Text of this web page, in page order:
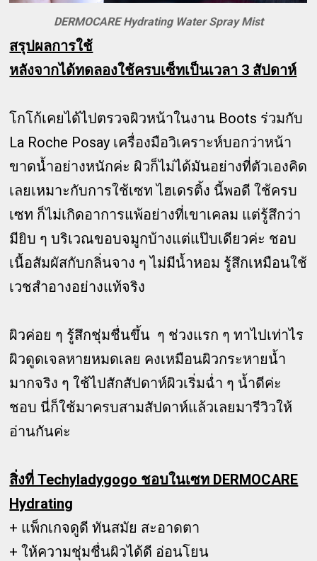
DERMOCARE Hydrating Water Spray Mist
สรุปผลการใช้
หลังจากได้ทดลองใช้ครบเซ็ทเป็นเวลา 3 สัปดาห์
โกโก้เคยได้ไปตรวจผิวหน้าในงาน Boots ร่วมกับ
La Roche Posay เครื่องมือวิเคราะห์บอกว่าหน้า
ขาดน้ำอย่างหนักค่ะ ผิวก็ไม่ได้มันอย่างที่ตัวเองคิด
เลยเหมาะกับการใช้เซท ไฮเดรติ้ง นี้พอดี ใช้ครบ
เซท ก็ไม่เกิดอาการแพ้อย่างที่เขาเคลม แต่รู้สึกว่า
มียิบ ๆ บริเวณขอบจมูกบ้างแต่แป๊บเดียวค่ะ ชอบ
เนื้อสัมผัสกับกลิ่นจาง ๆ ไม่มีน้ำหอม รู้สึกเหมือนใช้
เวชสำอางอย่างแท้จริง
ผิวค่อย ๆ รู้สึกชุ่มชื่นขึ้น ๆ ช่วงแรก ๆ ทาไปเท่าไร
ผิวดูดเจลหายหมดเลย คงเหมือนผิวกระหายน้ำ
มากจริง ๆ ใช้ไปสักสัปดาห์ผิวเริ่มฉ่ำ ๆ น้ำดีค่ะ
ชอบ นี่ก็ใช้มาครบสามสัปดาห์แล้วเลยมารีวิวให้
อ่านกันค่ะ
สิ่งที่ Techyladygogo ชอบในเซท DERMOCARE
Hydrating
+ แพ็กเกจดูดี ทันสมัย สะอาดตา
+ ให้ความชุ่มชื่นผิวได้ดี อ่อนโยน